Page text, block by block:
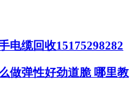
电缆回收15175298282
做弹性好劲道脆 哪里教